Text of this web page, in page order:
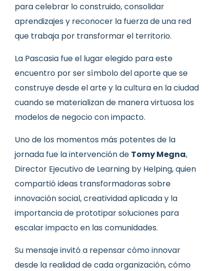
para celebrar lo construido, consolidar
aprendizajes y reconocer la fuerza de una red
que trabaja por transformar el territorio.
La Pascasia fue el lugar elegido para este
encuentro por ser símbolo del aporte que se
construye desde el arte y la cultura en la ciudad
cuando se materializan de manera virtuosa los
modelos de negocio con impacto.
Uno de los momentos más potentes de la
jornada fue la intervención de Tomy Megna,
Director Ejecutivo de Learning by Helping, quien
compartió ideas transformadoras sobre
innovación social, creatividad aplicada y la
importancia de prototipar soluciones para
escalar impacto en las comunidades.
Su mensaje invitó a repensar cómo innovar
desde la realidad de cada organización, cómo